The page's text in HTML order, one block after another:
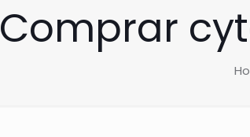
Comprar